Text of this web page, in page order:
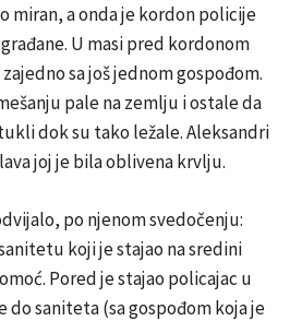
miran, a onda je kordon policije
U masi pred kordonom
sa još jednom gospođom.
pale na zemlju i ostale da
dok su tako ležale. Aleksandri
joj je bila oblivena krvlju.
po njenom svedočenju:
koji je stajao na sredini
Pored je stajao policajac u
do saniteta (sa gospođom koja je